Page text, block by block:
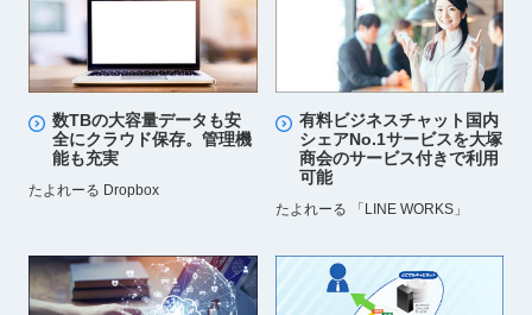
数TBの大容量データも安
全にクラウド保存。管理機
能も充実
たよれーる Dropbox
有料ビジネスチャット国内
シェアNo.1サービスを大塚
商会のサービス付きで利用
可能
たよれーる 「LINE WORKS」